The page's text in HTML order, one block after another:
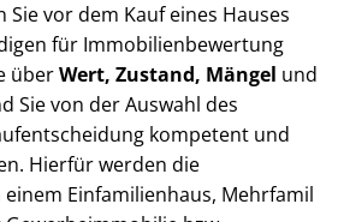
Sie vor dem Kauf eines Hauses
für Im­mo­bi­li­en­be­wer­tung
überWert, Zustand, Mängel und
Sie von der Auswahl des
kompetent und
Hierfür werden die
Einfamilienhaus, Mehr­fa­mi­l